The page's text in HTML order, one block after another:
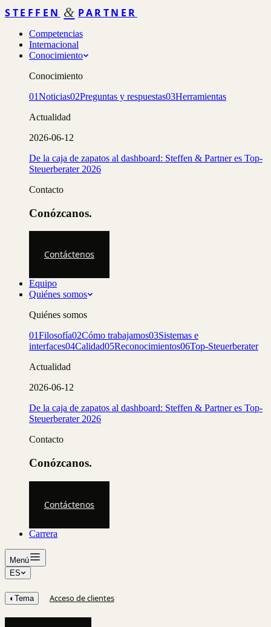
STEFFEN & PARTNER
Competencias
Internacional
Conocimiento
Conocimiento
01Noticias02Preguntas y respuestas03Herramientas
Actualidad
2026-06-12
De la caja de zapatos al dashboard: Steffen & Partner es Top-
Steuerberater 2026
Contacto
Conózcanos.
Contáctenos
Equipo
Quiénes somos
Quiénes somos
01Filosofía02Cómo trabajamos03Sistemas e
interfaces04Calidad05Reconocimientos06Top-Steuerberater
Actualidad
2026-06-12
De la caja de zapatos al dashboard: Steffen & Partner es Top-
Steuerberater 2026
Contacto
Conózcanos.
Contáctenos
Carrera
Menú
ES
◐ Tema Acceso de clientes